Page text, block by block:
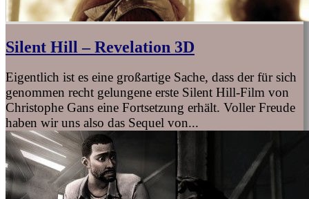
Silent Hill – Revelation 3D
Eigentlich ist es eine großartige Sache, dass der für sich
genommen recht gelungene erste Silent Hill-Film von
Christophe Gans eine Fortsetzung erhält. Voller Freude
haben wir uns also das Sequel von...